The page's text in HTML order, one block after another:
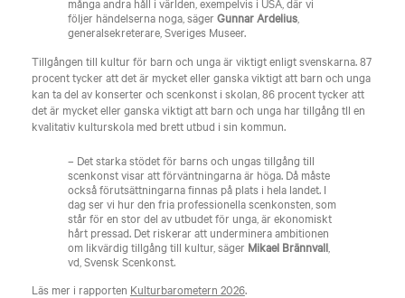
följer händelserna noga, säger Gunnar Ardelius,
generalsekreterare, Sveriges Museer.
Tillgången till kultur för barn och unga är viktigt enligt svenskarna. 87
procent tycker att det är mycket eller ganska viktigt att barn och unga
kan ta del av konserter och scenkonst i skolan, 86 procent tycker att
det är mycket eller ganska viktigt att barn och unga har tillgång tll en
kvalitativ kulturskola med brett utbud i sin kommun.
– Det starka stödet för barns och ungas tillgång till
scenkonst visar att förväntningarna är höga. Då måste
också förutsättningarna finnas på plats i hela landet. I
dag ser vi hur den fria professionella scenkonsten, som
står för en stor del av utbudet för unga, är ekonomiskt
hårt pressad. Det riskerar att underminera ambitionen
om likvärdig tillgång till kultur, säger Mikael Brännvall,
vd, Svensk Scenkonst.
Läs mer i rapporten Kulturbarometern 2026.